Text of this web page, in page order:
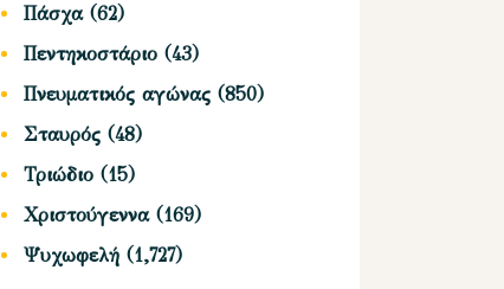
Πάσχα(62)
Πεντηκοστάριο (43)
Πνευματικός αγώνας (850)
Σταυρός (48)
Τριώδιο (15)
Χριστούγεννα(169)
Ψυχωφελή (1,727)